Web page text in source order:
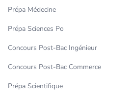
Prépa Médecine
Prépa Sciences Po
Concours Post-Bac Ingénieur
Concours Post-Bac Commerce
Prépa Scientifique